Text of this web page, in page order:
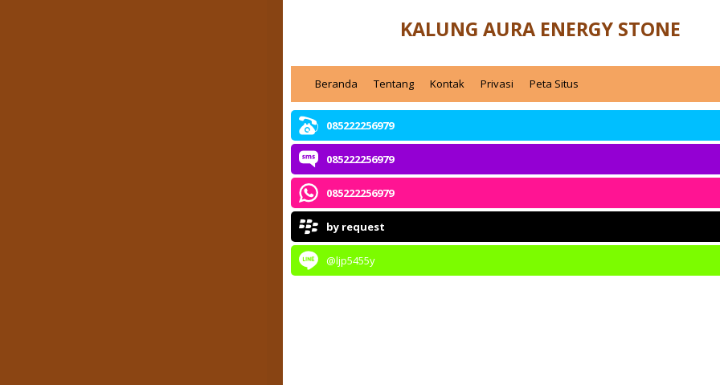
KALUNG AURA ENERGY STONE
Beranda Tentang Kontak Privasi Peta Situs
085222256979
085222256979
085222256979
by request
@ljp5455y